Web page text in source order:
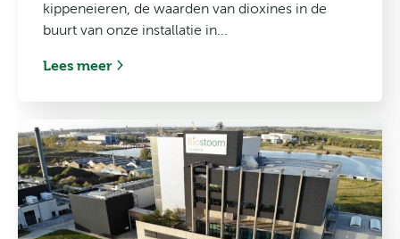
kippeneieren, de waarden van dioxines in de
buurt van onze installatie in...
Lees meer